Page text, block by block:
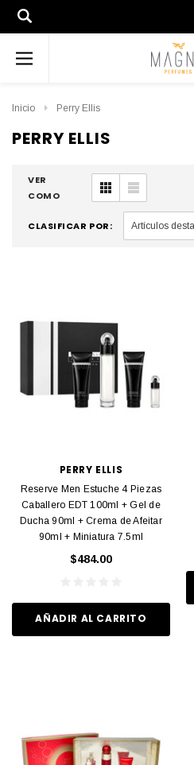
Inicio Perry Ellis
PERRY ELLIS
VER
COMO
CLASIFICAR POR:
PERRY ELLIS
Reserve Men Estuche 4 Piezas
Caballero EDT 100ml + Gel de
Ducha 90ml + Crema de Afeitar
90ml + Miniatura 7.5ml
$484.00
AÑADIR AL CARRITO